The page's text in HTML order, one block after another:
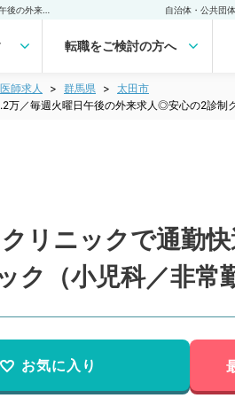
自治体・公共団
転職をご検討の方へ
師求人 群馬県
太田市
万／毎週火曜日午後の外来求人◎安心の2診制
クリニックで通勤
（小児科／非常
お気に入り